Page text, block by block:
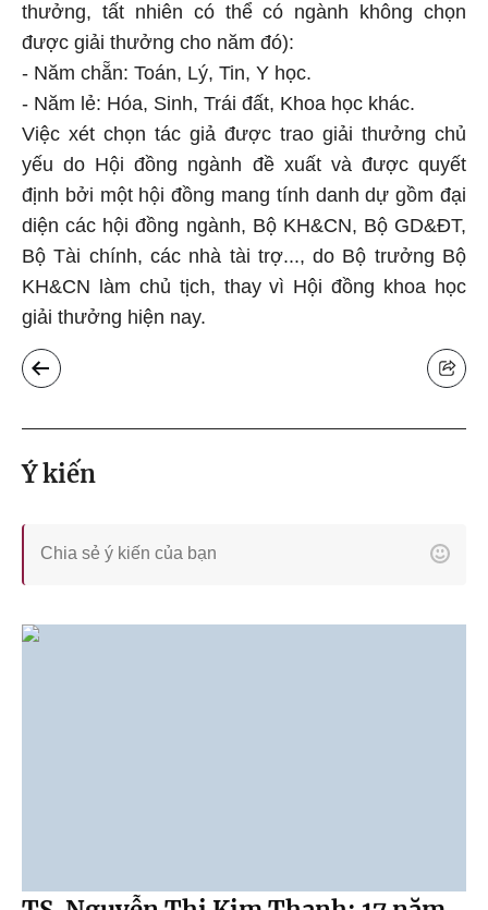
thưởng, tất nhiên có thể có ngành không chọn
được giải thưởng cho năm đó):
- Năm chẵn: Toán, Lý, Tin, Y học.
- Năm lẻ: Hóa, Sinh, Trái đất, Khoa học khác.
Việc xét chọn tác giả được trao giải thưởng chủ
yếu do Hội đồng ngành đề xuất và được quyết
định bởi một hội đồng mang tính danh dự gồm đại
diện các hội đồng ngành, Bộ KH&CN, Bộ GD&ĐT,
Bộ Tài chính, các nhà tài trợ..., do Bộ trưởng Bộ
KH&CN làm chủ tịch, thay vì Hội đồng khoa học
giải thưởng hiện nay.
Ý kiến